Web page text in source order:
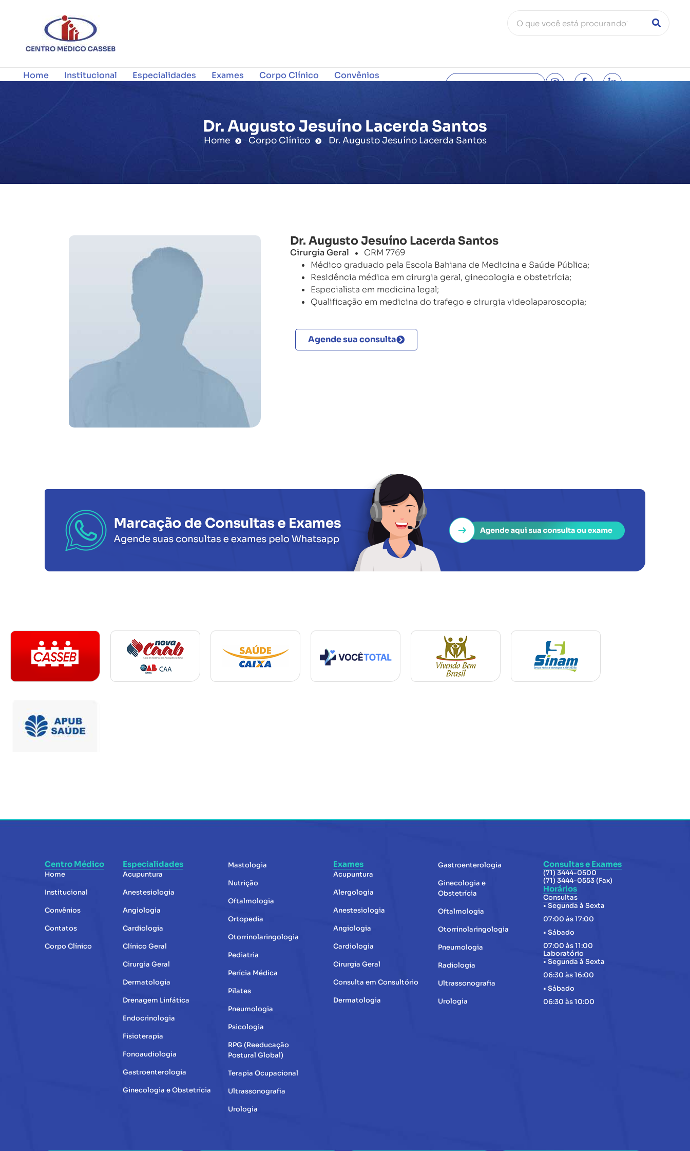
Home Institucional Especialidades Exames Corpo Clínico
Convênios
Dr. Augusto Jesuíno Lacerda Santos
Home Corpo Clínico Dr. Augusto Jesuíno Lacerda Santos
Dr. Augusto Jesuíno Lacerda Santos
Cirurgia Geral •
CRM 7769
Médico graduado pela Escola Bahiana de Medicina e Saúde Pública;
Residência médica em cirurgia geral, ginecologia e obstetrícia;
Especialista em medicina legal;
Qualificação em medicina do trafego e cirurgia videolaparoscopia;
Agende sua consulta
Centro Médico
Home
Institucional
Convênios
Contatos
Corpo Clínico
Especialidades
Acupuntura
Anestesiologia
Angiologia
Cardiologia
Clínico Geral
Cirurgia Geral
Dermatologia
Drenagem Linfática
Endocrinologia
Fisioterapia
Fonoaudiologia
Gastroenterologia
Ginecologia e Obstetrícia
Mastologia
Nutrição
Oftalmologia
Ortopedia
Otorrinolaringologia
Pediatria
Perícia Médica
Pilates
Pneumologia
Psicologia
RPG (Reeducação
Postural Global)
Terapia Ocupacional
Ultrassonografia
Urologia
Exames
Acupuntura
Alergologia
Anestesiologia
Angiologia
Cardiologia
Cirurgia Geral
Consulta em Consultório
Dermatologia
Gastroenterologia
Ginecologia e
Obstetrícia
Oftalmologia
Otorrinolaringologia
Pneumologia
Radiologia
Ultrassonografia
Urologia
Consultas e Exames
(71) 3444-0500
(71) 3444-0553 (Fax)
Horários
Consultas
• Segunda à Sexta
07:00 às 17:00
• Sábado
07:00 às 11:00
Laboratório
• Segunda à Sexta
06:30 às 16:00
• Sábado
06:30 às 10:00